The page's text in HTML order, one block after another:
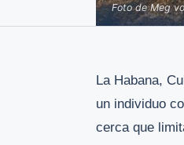
Foto de Meg
La Habana,
un individuo
cerca que